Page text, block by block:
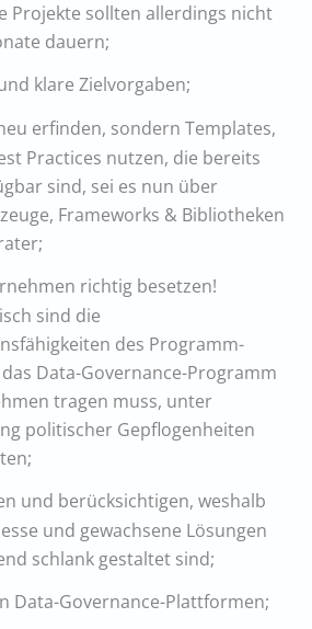
Projekte sollten allerdings nicht
dauern;
klare Zielvorgaben;
erfinden, sondern Templates,
Practices nutzen, die bereits
sind, sei es nun über
Frameworks & Bibliotheken
richtig besetzen!
sind die
des Programm-
Data-Governance-Programm
tragen muss, unter
politischer Gepflogenheiten
und berücksichtigen, weshalb
und gewachsene Lösungen
schlank gestaltet sind;
Data-Governance-Plattformen;